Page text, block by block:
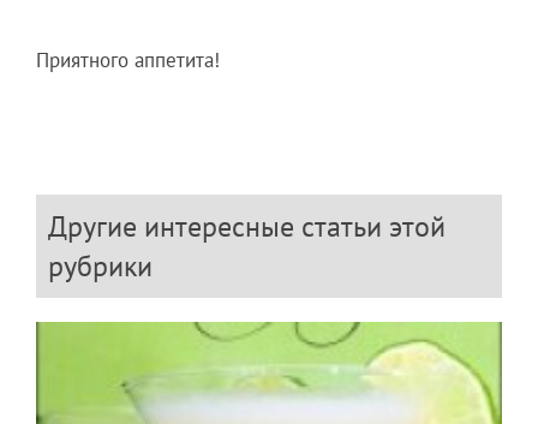
Приятного аппетита!
Другие интересные статьи этой
рубрики